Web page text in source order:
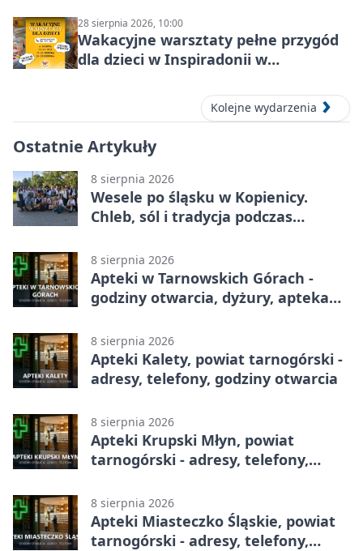
28 sierpnia 2026, 10:00
Wakacyjne warsztaty pełne przygód
dla dzieci w Inspiradonii w
Kolejne wydarzenia
Ostatnie Artykuły
8 sierpnia 2026
Wesele po śląsku w Kopienicy.
Chleb, sól i tradycja podczas
8 sierpnia 2026
Apteki w Tarnowskich Górach -
godziny otwarcia, dyżury, apteka
8 sierpnia 2026
Apteki Kalety, powiat tarnogórski -
adresy, telefony, godziny otwarcia
8 sierpnia 2026
Apteki Krupski Młyn, powiat
tarnogórski - adresy, telefony,
8 sierpnia 2026
Apteki Miasteczko Śląskie, powiat
tarnogórski - adresy, telefony,